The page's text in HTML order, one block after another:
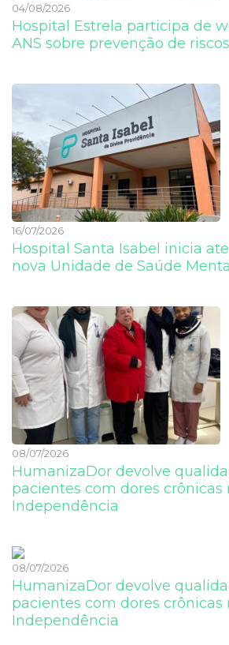
04/08/2026
Hospital Estrela participa de
ANS sobre prevenção de
16/07/2026
Hospital Santa Isabel inicia
nova Unidade de Saúde Mental
08/07/2026
HumanizaDor devolve
pacientes com dores crônicas
Independência
08/07/2026
HumanizaDor devolve
pacientes com dores crônicas
Independência